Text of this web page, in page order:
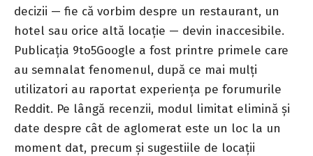
decizii — fie că vorbim despre un restaurant, un
hotel sau orice altă locație — devin inaccesibile.
Publicația 9to5Google a fost printre primele care
au semnalat fenomenul, după ce mai mulți
utilizatori au raportat experiența pe forumurile
Reddit. Pe lângă recenzii, modul limitat elimină și
date despre cât de aglomerat este un loc la un
moment dat, precum și sugestiile de locații